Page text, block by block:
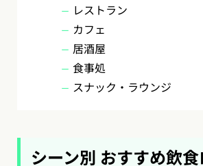
レストラン
カフェ
居酒屋
食事処
スナック・ラウンジ
シーン別 おすすめ飲